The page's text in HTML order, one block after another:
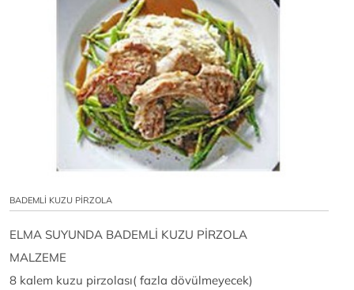
BADEMLİ KUZU PİRZOLA
ELMA SUYUNDA BADEMLİ KUZU PİRZOLA
MALZEME
8 kalem kuzu pirzolası( fazla dövülmeyecek)